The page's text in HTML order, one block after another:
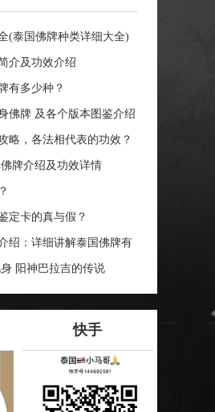
(泰国佛牌种类详细大全)
介及功效介绍
有多少种？
佛牌 及各个版本图鉴介绍
略，各法相代表的功效？
牌介绍及功效详情
定卡的真与假？
绍：详细讲解泰国佛牌有
阳神巴拉吉的传说
快手